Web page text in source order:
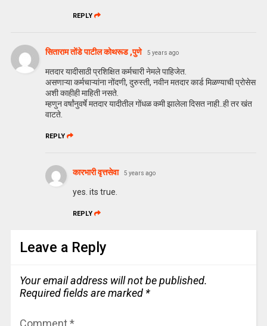
REPLY
सिताराम तोंडे पाटील कोथरूड ,पुणे 5 years ago
मतदार यादीसाठी प्रशिक्षित कर्मचारी नेमले पाहिजेत.
असणाऱ्या कर्मचाऱ्यांना नोंदणी, दुरुस्ती, नवीन मतदार कार्ड मिळण्याची प्रोसेस
अशी काहीही माहिती नसते.
म्हणुन वर्षांनुवर्षे मतदार यादीतील गोंधळ कमी झालेला दिसत नाही..ही तर खंत
वाटते.
REPLY
कारभारी वृत्तसेवा 5 years ago
yes. its true.
REPLY
Leave a Reply
Your email address will not be published.
Required fields are marked *
Comment*